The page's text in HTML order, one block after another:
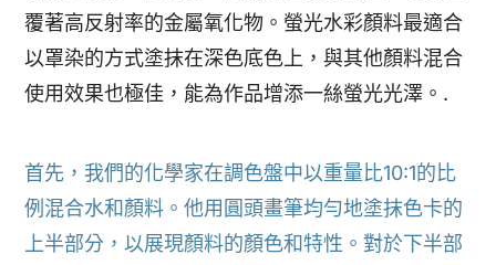
覆著高反射率的金屬氧化物。螢光水彩顏料最適合
以罩染的方式塗抹在深色底色上，與其他顏料混合
使用效果也極佳，能為作品增添一絲螢光光澤。.
首先，我們的化學家在調色盤中以重量比10:1的比
例混合水和顏料。他用圓頭畫筆均勻地塗抹色卡的
上半部分，以展現顏料的顏色和特性。對於下半部